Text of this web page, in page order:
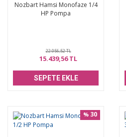
Nozbart Hamsi Monofaze 1/4
HP Pompa
22.056,52 TL
15.439,56 TL
SEPETE EKLE
% 30